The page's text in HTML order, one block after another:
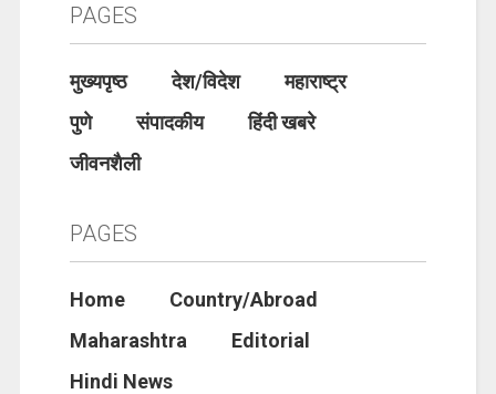
PAGES
मुख्यपृष्ठ देश/विदेश
महाराष्ट्र
पुणे
संपादकीय
हिंदी खबरे
जीवनशैली
PAGES
Home
Country/Abroad
Maharashtra
Editorial
Hindi News